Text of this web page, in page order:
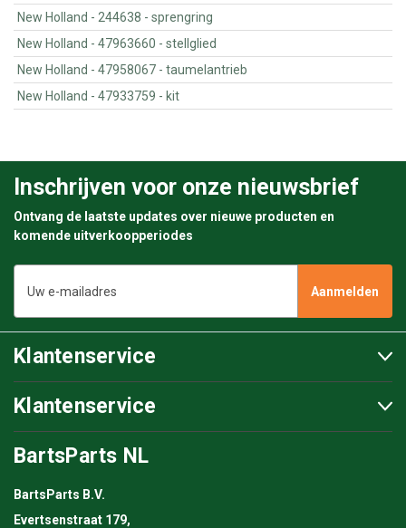
New Holland - 244638 - sprengring
New Holland - 47963660 - stellglied
New Holland - 47958067 - taumelantrieb
New Holland - 47933759 - kit
Inschrijven voor onze nieuwsbrief
Ontvang de laatste updates over nieuwe producten en
komende uitverkoopperiodes
mailadres
Klantenservice
Klantenservice
BartsParts NL
BartsParts B.V.
Evertsenstraat 179,